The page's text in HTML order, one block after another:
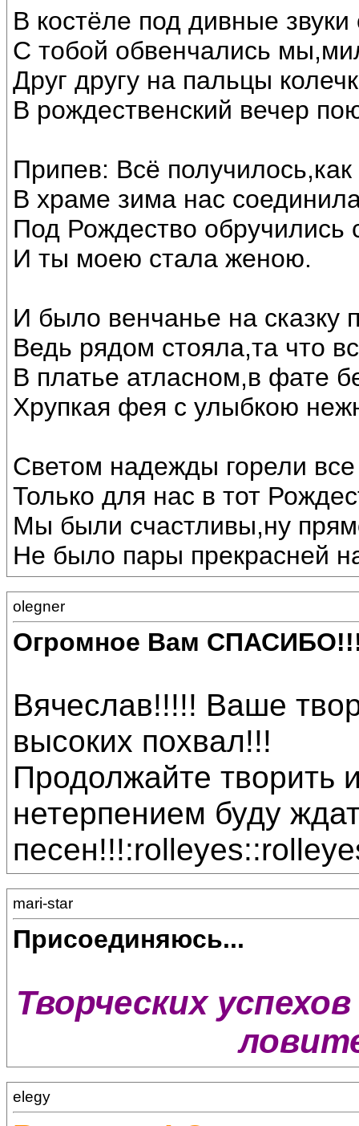
В костёле под дивные звуки
С тобой обвенчались
Друг другу на пальцы
В рождественский вечер
Припев: Всё
В храме зима нас
Под Рождество обручились
И ты моею стала женою.
И было венчанье на сказку
Ведь рядом стояла,та что
В платье атласном,в фате
Хрупкая фея с улыбкою
Светом надежды горели все
Только для нас в тот
Мы были счастливы,ну
Не было пары прекрасней
olegner
Огромное Вам
Вячеслав!!!!! Ваше
высоких похвал!!!
Продолжайте творить
нетерпением буду
mari-star
Присоединяюсь...
Творческих
elegy